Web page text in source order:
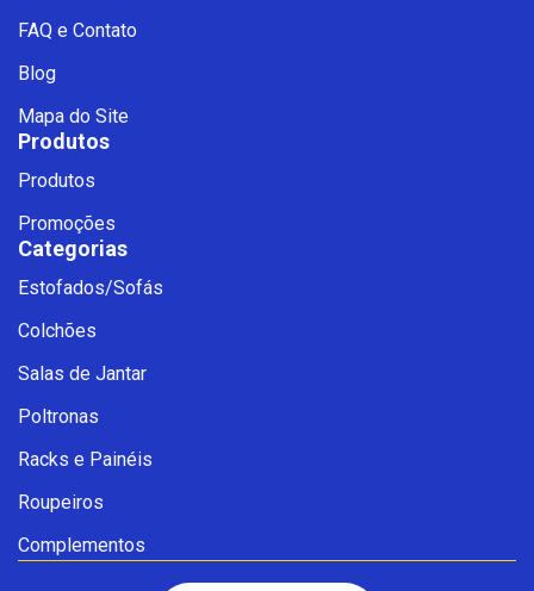
FAQ e Contato
Blog
Mapa do Site
Produtos
Produtos
Promoções
Categorias
Estofados/Sofás
Colchões
Salas de Jantar
Poltronas
Racks e Painéis
Roupeiros
Complementos